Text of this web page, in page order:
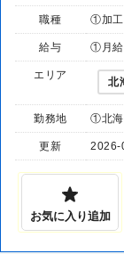
職種 ①加工
給与 ①月給
エリア
北
勤務地 ①北海
更新 2026-
お気に入り追加